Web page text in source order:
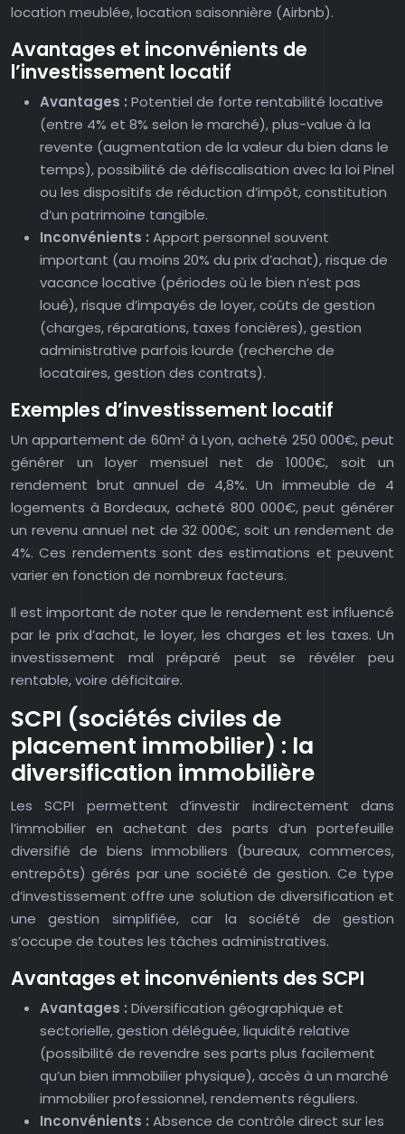
location meublée, location saisonnière (Airbnb).
Avantages et inconvénients de
l’investissement locatif
Avantages : Potentiel de forte rentabilité locative
(entre 4% et 8% selon le marché), plus-value à la
revente (augmentation de la valeur du bien dans le
temps), possibilité de défiscalisation avec la loi Pinel
ou les dispositifs de réduction d’impôt, constitution
d’un patrimoine tangible.
Inconvénients : Apport personnel souvent
important (au moins 20% du prix d’achat), risque de
vacance locative (périodes où le bien n’est pas
loué), risque d’impayés de loyer, coûts de gestion
(charges, réparations, taxes foncières), gestion
administrative parfois lourde (recherche de
locataires, gestion des contrats).
Exemples d’investissement locatif
Un appartement de 60m² à Lyon, acheté 250 000€, peut
générer un loyer mensuel net de 1000€, soit un
rendement brut annuel de 4,8%. Un immeuble de 4
logements à Bordeaux, acheté 800 000€, peut générer
un revenu annuel net de 32 000€, soit un rendement de
4%. Ces rendements sont des estimations et peuvent
varier en fonction de nombreux facteurs.
Il est important de noter que le rendement est influencé
par le prix d’achat, le loyer, les charges et les taxes. Un
investissement mal préparé peut se révéler peu
rentable, voire déficitaire.
SCPI (sociétés civiles de
placement immobilier) : la
diversification immobilière
Les SCPI permettent d’investir indirectement dans
l’immobilier en achetant des parts d’un portefeuille
diversifié de biens immobiliers (bureaux, commerces,
entrepôts) gérés par une société de gestion. Ce type
d’investissement offre une solution de diversification et
une gestion simplifiée, car la société de gestion
s’occupe de toutes les tâches administratives.
Avantages et inconvénients des SCPI
Avantages : Diversification géographique et
sectorielle, gestion déléguée, liquidité relative
(possibilité de revendre ses parts plus facilement
qu’un bien immobilier physique), accès à un marché
immobilier professionnel, rendements réguliers.
Inconvénients : Absence de contrôle direct sur les